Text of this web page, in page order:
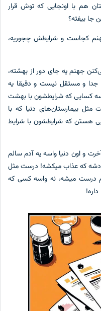
با اونجایی که توش قرار
و شرایطش چجوریه،
یه جای دور از بهشته،
مستقل نیست و دقیقا یه
که شرایطشون با بهشت
دنیا که با
که شرایطشون با شرایط
دنیا واسه یه آدم سالم
که عذاب میکشه! درست مثل
میشه، نه واسه کسی که